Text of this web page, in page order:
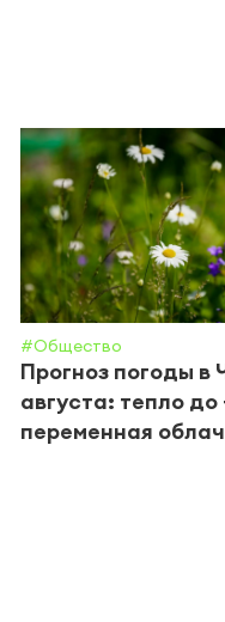
#Общество
Прогноз погоды в
августа: тепло до
переменная